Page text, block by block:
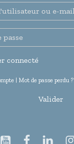
connecté
| Mot de passe perdu ?
Valider